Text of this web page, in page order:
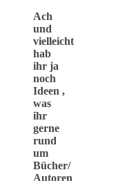
Ach
und
vielleicht
hab
ihr ja
noch
Ideen ,
was
ihr
gerne
rund
um
Bücher/
Autoren